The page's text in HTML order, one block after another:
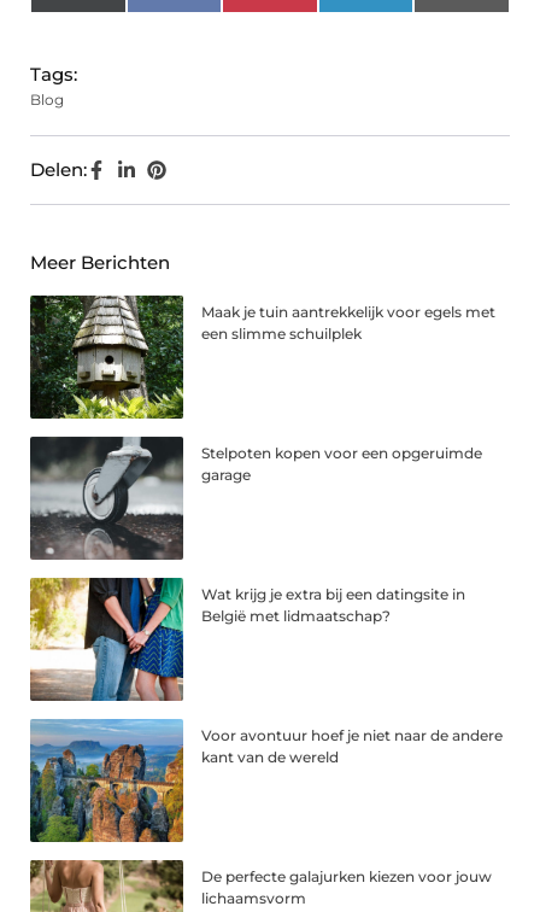
(Twitter)
Tags:
Blog
Delen:
Meer Berichten
Maak je tuin aantrekkelijk voor egels met
een slimme schuilplek
Stelpoten kopen voor een opgeruimde
garage
Wat krijg je extra bij een datingsite in
België met lidmaatschap?
Voor avontuur hoef je niet naar de andere
kant van de wereld
De perfecte galajurken kiezen voor jouw
lichaamsvorm